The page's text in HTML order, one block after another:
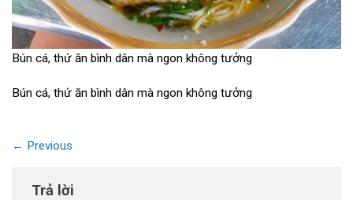
Bún cá, thứ ăn bình dân mà ngon không tưởng
Bún cá, thứ ăn bình dân mà ngon không tưởng
← Previous
Trả lời